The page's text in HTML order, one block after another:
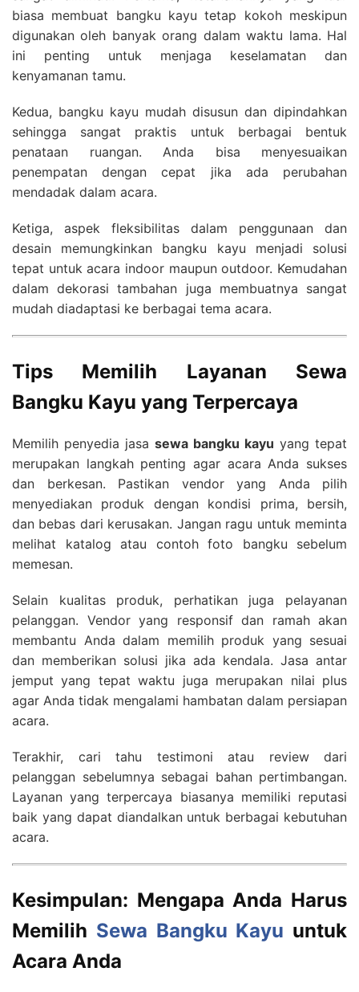
biasa membuat bangku kayu tetap kokoh meskipun
digunakan oleh banyak orang dalam waktu lama. Hal
ini penting untuk menjaga keselamatan dan
kenyamanan tamu.
Kedua, bangku kayu mudah disusun dan dipindahkan
sehingga sangat praktis untuk berbagai bentuk
penataan ruangan. Anda bisa menyesuaikan
penempatan dengan cepat jika ada perubahan
mendadak dalam acara.
Ketiga, aspek fleksibilitas dalam penggunaan dan
desain memungkinkan bangku kayu menjadi solusi
tepat untuk acara indoor maupun outdoor. Kemudahan
dalam dekorasi tambahan juga membuatnya sangat
mudah diadaptasi ke berbagai tema acara.
Tips Memilih Layanan Sewa
Bangku Kayu yang Terpercaya
Memilih penyedia jasa sewa bangku kayu yang tepat
merupakan langkah penting agar acara Anda sukses
dan berkesan. Pastikan vendor yang Anda pilih
menyediakan produk dengan kondisi prima, bersih,
dan bebas dari kerusakan. Jangan ragu untuk meminta
melihat katalog atau contoh foto bangku sebelum
memesan.
Selain kualitas produk, perhatikan juga pelayanan
pelanggan. Vendor yang responsif dan ramah akan
membantu Anda dalam memilih produk yang sesuai
dan memberikan solusi jika ada kendala. Jasa antar
jemput yang tepat waktu juga merupakan nilai plus
agar Anda tidak mengalami hambatan dalam persiapan
acara.
Terakhir, cari tahu testimoni atau review dari
pelanggan sebelumnya sebagai bahan pertimbangan.
Layanan yang terpercaya biasanya memiliki reputasi
baik yang dapat diandalkan untuk berbagai kebutuhan
acara.
Kesimpulan: Mengapa Anda Harus
Memilih Sewa Bangku Kayu untuk
Acara Anda